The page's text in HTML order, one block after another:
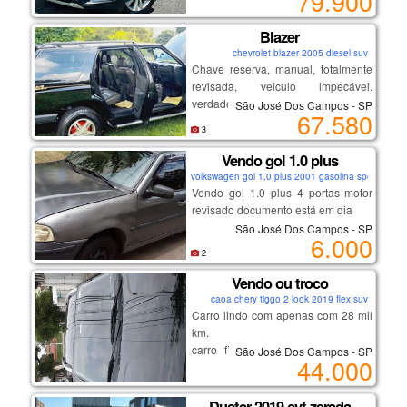
telefone é 12996601248
chave presencial, multimídia,
volante multifuncional.
excelente procedência e
conservação. venha conferir!
Blazer
chevrolet blazer 2005 diesel suv
Chave reserva, manual, totalmente
revisada, veiculo impecável.
verdadeira raridade. blazer
executiva motor mwm 132 cavalo
2.8 - diesel - 4x4 - em excelente
estado, pneus novos, conforto é o
seu maior ponto, motor forte pra
ultrapassagens e subidas, porta
malas gigante, estilo e boa
dirigibilidade em rodovias - o suv
nacidade 8 km por litro, na rodovia
16 km por litro.
veículo equipado com freios abs,
alarme, corta corrente apoio de
braço, ar condicionado, ar quente,
bancos de couro, cambio manual,
desembaçador traseiro, direção
hidráulica, limpador traseiro,
São José Dos Campos - SP
67.580
3
Vendo gol 1.0 plus
volkswagen gol 1.0 plus 2001 gasolina sport
Vendo gol 1.0 plus 4 portas motor
revisado documento está em dia
São José Dos Campos - SP
6.000
2
Vendo ou troco
caoa chery tiggo 2 look 2019 flex suv
Carro lindo com apenas com 28 mil
km.
carro financiado quero 44 mil na
mão e a pessoa assume 23de743
São José Dos Campos - SP
44.000